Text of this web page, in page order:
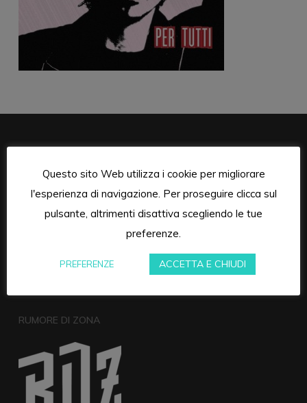
RUMORE DI ZONA
Questo sito Web utilizza i cookie per migliorare
l'esperienza di navigazione. Per proseguire clicca sul
pulsante, altrimenti disattiva scegliendo le tue
preferenze.
PREFERENZE ACCETTA E CHIUDI